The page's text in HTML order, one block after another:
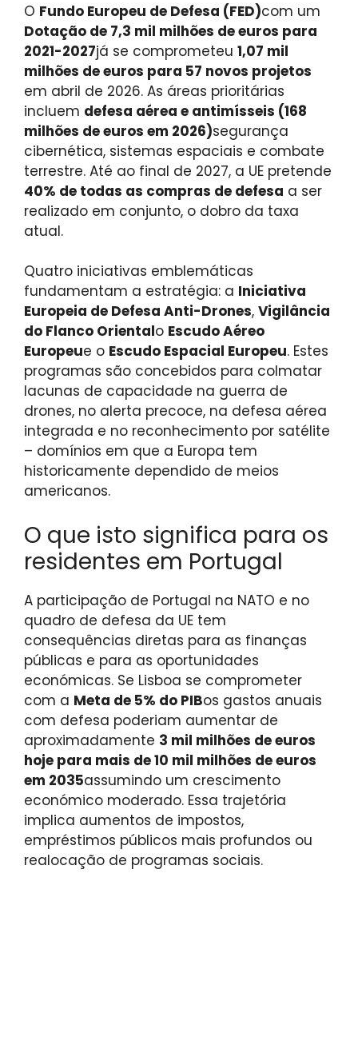
O Fundo Europeu de Defesa (FED)com um
Dotação de 7,3 mil milhões de euros para
2021-2027já se comprometeu 1,07 mil
milhões de euros para 57 novos projetos
em abril de 2026. As áreas prioritárias
incluem defesa aérea e antimísseis (168
milhões de euros em 2026)segurança
cibernética, sistemas espaciais e combate
terrestre. Até ao final de 2027, a UE pretende
40% de todas as compras de defesa a ser
realizado em conjunto, o dobro da taxa
atual.
Quatro iniciativas emblemáticas
fundamentam a estratégia: a Iniciativa
Europeia de Defesa Anti-Drones, Vigilância
do Flanco Orientalo Escudo Aéreo
Europeue o Escudo Espacial Europeu. Estes
programas são concebidos para colmatar
lacunas de capacidade na guerra de
drones, no alerta precoce, na defesa aérea
integrada e no reconhecimento por satélite
– domínios em que a Europa tem
historicamente dependido de meios
americanos.
O que isto significa para os
residentes em Portugal
A participação de Portugal na NATO e no
quadro de defesa da UE tem
consequências diretas para as finanças
públicas e para as oportunidades
económicas. Se Lisboa se comprometer
com a Meta de 5% do PIBos gastos anuais
com defesa poderiam aumentar de
aproximadamente 3 mil milhões de euros
hoje para mais de 10 mil milhões de euros
em 2035assumindo um crescimento
económico moderado. Essa trajetória
implica aumentos de impostos,
empréstimos públicos mais profundos ou
realocação de programas sociais.